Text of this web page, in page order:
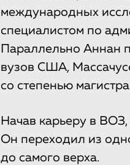
международных
специалистом по
Параллельно Аннан
вузов США,
со степенью
Начав карьеру в
Он переходил из
до самого верха.